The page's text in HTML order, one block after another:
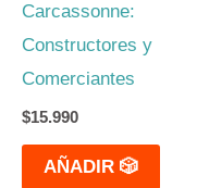
Carcassonne:
Constructores y
Comerciantes
$15.990
AÑADIR 🎲